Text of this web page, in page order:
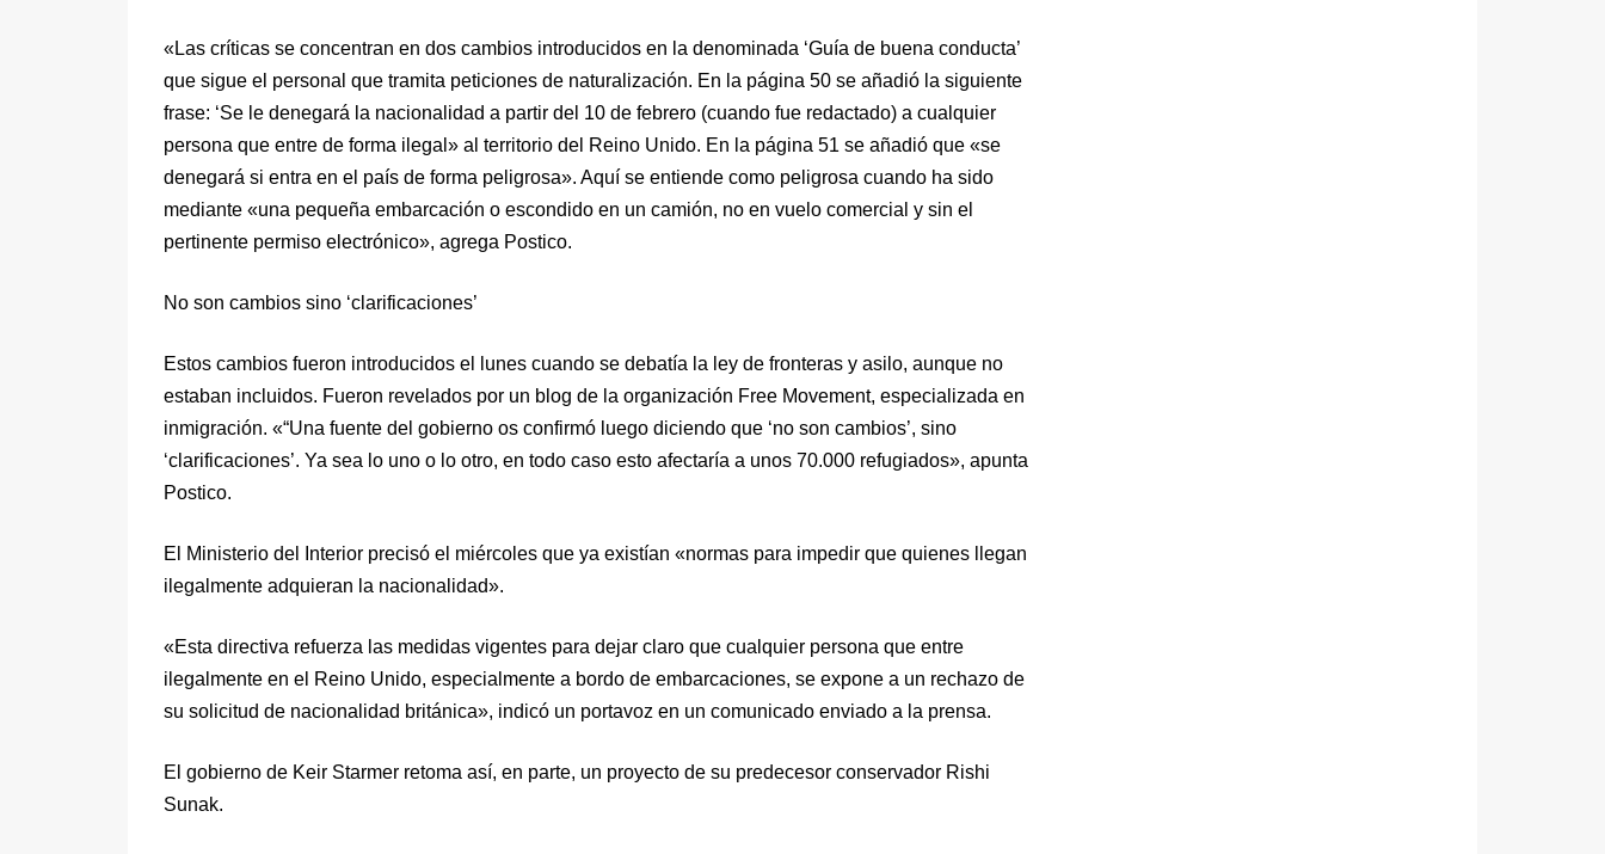
«Las críticas se concentran en dos cambios introducidos en la denominada ‘Guía de buena conducta’
que sigue el personal que tramita peticiones de naturalización. En la página 50 se añadió la siguiente
frase: ‘Se le denegará la nacionalidad a partir del 10 de febrero (cuando fue redactado) a cualquier
persona que entre de forma ilegal» al territorio del Reino Unido. En la página 51 se añadió que «se
denegará si entra en el país de forma peligrosa». Aquí se entiende como peligrosa cuando ha sido
mediante «una pequeña embarcación o escondido en un camión, no en vuelo comercial y sin el
pertinente permiso electrónico», agrega Postico.
No son cambios sino ‘clarificaciones’
Estos cambios fueron introducidos el lunes cuando se debatía la ley de fronteras y asilo, aunque no
estaban incluidos. Fueron revelados por un blog de la organización Free Movement, especializada en
inmigración. «“Una fuente del gobierno os confirmó luego diciendo que ‘no son cambios’, sino
‘clarificaciones’. Ya sea lo uno o lo otro, en todo caso esto afectaría a unos 70.000 refugiados», apunta
Postico.
El Ministerio del Interior precisó el miércoles que ya existían «normas para impedir que quienes llegan
ilegalmente adquieran la nacionalidad».
«Esta directiva refuerza las medidas vigentes para dejar claro que cualquier persona que entre
ilegalmente en el Reino Unido, especialmente a bordo de embarcaciones, se expone a un rechazo de
su solicitud de nacionalidad británica», indicó un portavoz en un comunicado enviado a la prensa.
El gobierno de Keir Starmer retoma así, en parte, un proyecto de su predecesor conservador Rishi
Sunak.